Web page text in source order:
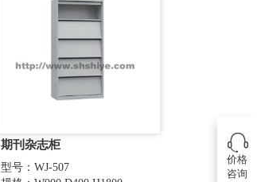
期刊杂志柜
型号：WJ-507
价格
咨询